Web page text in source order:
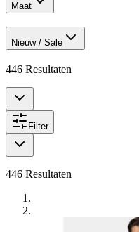
Maat
Nieuw / Sale
446 Resultaten
Filter
446 Resultaten